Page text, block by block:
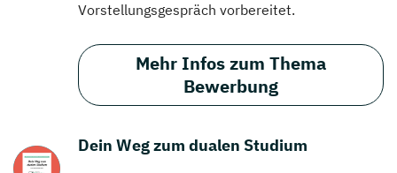
Vorstellungsgespräch vorbereitet.
Mehr Infos zum Thema
Bewerbung
Dein Weg zum dualen Studium